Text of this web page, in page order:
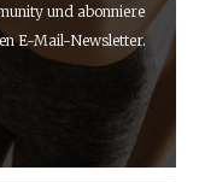
und abonniere
E-Mail-Newsletter.